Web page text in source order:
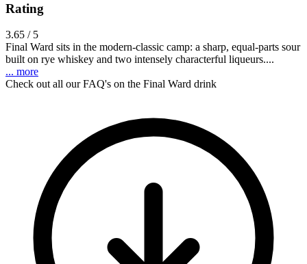
Rating
3.65 / 5
Final Ward sits in the modern-classic camp: a sharp, equal-parts sour
built on rye whiskey and two intensely characterful liqueurs....
... more
Check out all our FAQ's on the Final Ward drink